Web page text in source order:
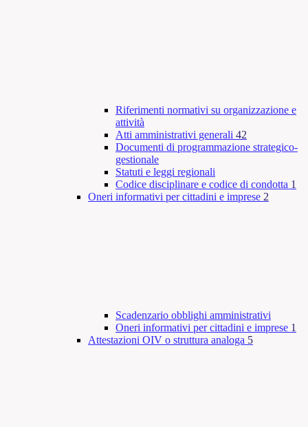
Riferimenti normativi su organizzazione e
attività
Atti amministrativi generali 42
Documenti di programmazione strategico-
gestionale
Statuti e leggi regionali
Codice disciplinare e codice di condotta 1
Oneri informativi per cittadini e imprese 2
Scadenzario obblighi amministrativi
Oneri informativi per cittadini e imprese 1
Attestazioni OIV o struttura analoga 5